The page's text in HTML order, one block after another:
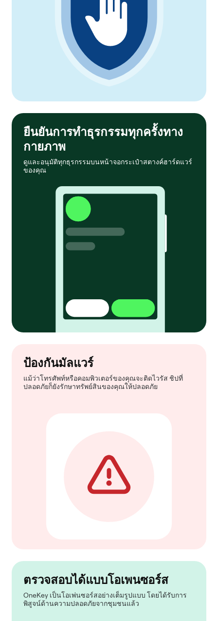
ยืนยันการทำธุรกรรมทุกครั้งทาง
กายภาพ
ดูและอนุมัติทุกธุรกรรมบนหน้าจอกระเป๋าสตางค์ฮาร์ดแวร์
ของคุณ
ป้องกันมัลแวร์
แม้ว่าโทรศัพท์หรือคอมพิวเตอร์ของคุณจะติดไวรัส ชิปที่
ปลอดภัยก็ยังรักษาทรัพย์สินของคุณให้ปลอดภัย
ตรวจสอบได้แบบโอเพนซอร์ส
OneKey เป็นโอเพ่นซอร์สอย่างเต็มรูปแบบ โดยได้รับการ
พิสูจน์ด้านความปลอดภัยจากชุมชนแล้ว